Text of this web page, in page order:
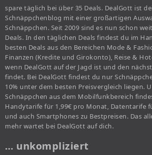
spare täglich bei über 35 Deals. DealGott ist
Schnäppchenblog mit einer großartigen
Schnäppchen. Seit 2009 sind es nun schon
Deals. In den täglichen Deals findest du im
besten Deals aus den Bereichen Mode &
Finanzen (Kredite und Girokonto), Reise &
wenn DealGott auf der Jagd ist und den
findet. Bei DealGott findest du nur
10% unter dem besten Preisvergleich liegen.
Schnäppchen aus dem Mobilfunkbereich
Handytarife für 1,99€ pro Monat, Datentarife
und auch Smartphones zu Bestpreisen. Das
mehr wartet bei DealGott auf dich.
… unkompliziert